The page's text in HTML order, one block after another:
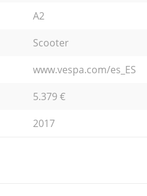
A2
Scooter
www.vespa.com/es_ES
5.379 €
2017